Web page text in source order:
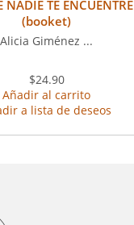
NADIE TE ENCUENTRE
(booket)
Alicia Giménez ...
$24.90
Añadir al carrito
a lista de deseos